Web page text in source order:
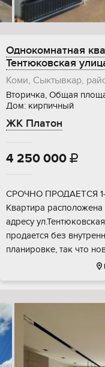
Однокомнатная
Тентюковская
Коми, Сыктывкар,
Вторичка, Общая
Дом: кирпичный
ЖК Платон
4 250 000 
СРОЧНО ПРОДАЕТСЯ 1-
Квартира
адресу
продается без
планировке, так что